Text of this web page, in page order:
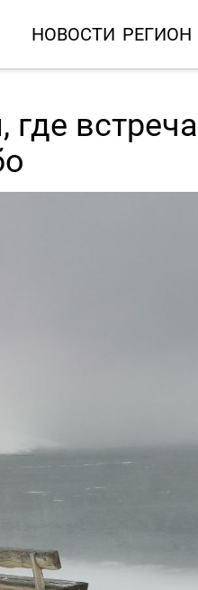
НОВОСТИ РЕГИОН